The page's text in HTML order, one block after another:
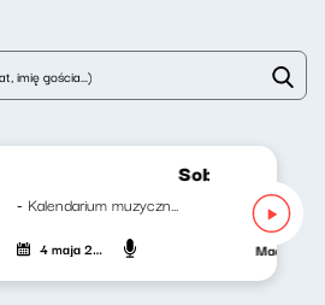
Sobotni brzask
- Kalendarium muzyczne Mateusz...
4 maja 2024 Maciej